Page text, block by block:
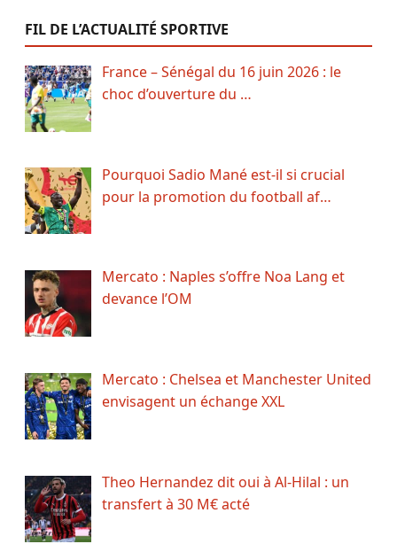
FIL DE L’ACTUALITÉ SPORTIVE
France – Sénégal du 16 juin 2026 : le
choc d’ouverture du …
Pourquoi Sadio Mané est-il si crucial
pour la promotion du football af…
Mercato : Naples s’offre Noa Lang et
devance l’OM
Mercato : Chelsea et Manchester United
envisagent un échange XXL
Theo Hernandez dit oui à Al-Hilal : un
transfert à 30 M€ acté